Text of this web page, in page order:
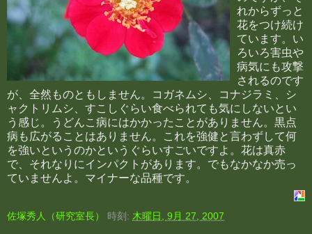
れからずっと
花をつけ続け
ています。い
ろいろ害虫や
病気にも攻撃
されるのです
が、全然ものともしません。コガネムシ、コナジラミ、シ
ャクトリムシ、すこしぐらい食べられても気にしないとい
う感じ。うどんこ病にはかかったことがありません。黒点
病も広がることはありません。これを強健と言わずして何
を強いというのかというぐらいすごいですよ。花は真赤
で、それなりにインパクトがあります。でもなかなか売っ
ていませんよ。マイナーな品種です。
佐塚秀人（研究室長） 時刻: 木曜日, 9月 27, 2007